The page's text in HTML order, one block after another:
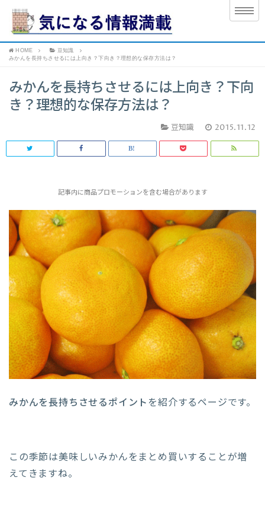
HOME
豆知識
みかんを長持ちさせるには上向き？下向き？理想的な保存方法は？
みかんを長持ちさせるには上向き？下向
き？理想的な保存方法は？
豆知識 2015.11.12
記事内に商品プロモーションを含む場合があります
みかんを長持ちさせるポイント を紹介するページです。
この季節は美味しいみかんをまとめ買いすることが増
えてきますね。